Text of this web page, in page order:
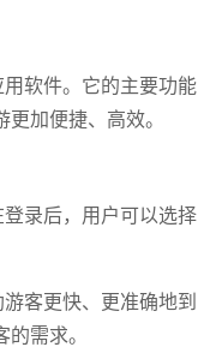
软件。它的主要功能
加便捷、高效。
录后，用户可以选择
客更快、更准确地到
需求。